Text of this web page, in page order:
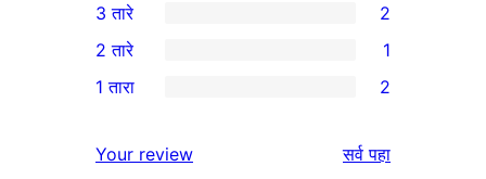
तारांकित
परीक्षणे
4-
तारांकित
परीक्षणे
2
3-
तारांकित
3 तारे 2
2-
पुनरावलोकन
2 तारे 1
तारांकित
1 तारा 2
Your review सर्वपुनरावलोकने
पहा